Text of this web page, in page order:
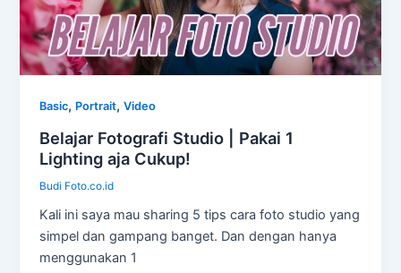
Basic, Portrait,Video
Belajar Fotografi Studio | Pakai 1
Lighting aja Cukup!
Budi Foto.co.id
Kali ini saya mau sharing 5 tips cara foto studio yang
simpel dan gampang banget. Dan dengan hanya
menggunakan 1